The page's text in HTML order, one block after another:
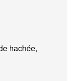
hachée,